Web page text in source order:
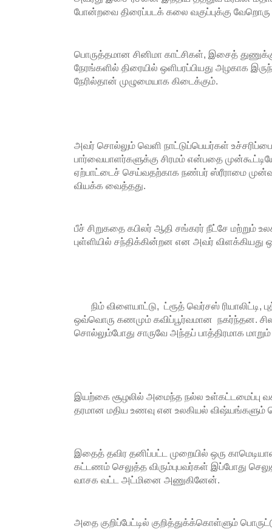
போன்றவை திரைப்படக் கலை வகுப்புக்கு வேறொரு
பொருத்தமான சினிமா காட்சிகள், இசைத்
நேரங்களில் திரையில் ஒளிபரப்பியது அழகாக
நேரில்தான் முழுமையாக கிடைக்கும்.
அவர் சொல்லும் வெளி நாட்டுப்பெயர்கள்
பார்வையாளர்களுக்கு சிரமம் என்பதை
ஏற்பாட்டைச் செய்வதற்காக நண்பர் ஸ்ரீராமை
வியக்க வைத்தது.
பீச் சிறுகதை கபிலர் ஆதி சங்கரர் நீட்சே மற்றும்
புள்ளியில் சந்திக்கின்றன என அவர்
நிம் விளையாட்டு, ட்ரூத் வெர்சஸ் ரியாலிட்டி,
ஒவ்வொரு கணமும் கவிப்பூர்வமான நகர்ந்தன.
சொல்லும்போது சாருவே அந்தப் பாத்திரமாக
இயற்கை சூழலில் அமைந்த நல்ல உள்கட்டமைப்பு
தரமான மதிய உணவு என உலகியல் விஷ்யங்களும்
இதைத் தவிர தனிப்பட்ட முறையில் ஒரு
கட்டணம் செலுத்த விரும்புபவர்கள் இப்போது
வாசக வட்ட அட்மினை அணுகினேன்.
அதை குறிப்பேட்டில் குறித்துக்க்கொள்ளும்